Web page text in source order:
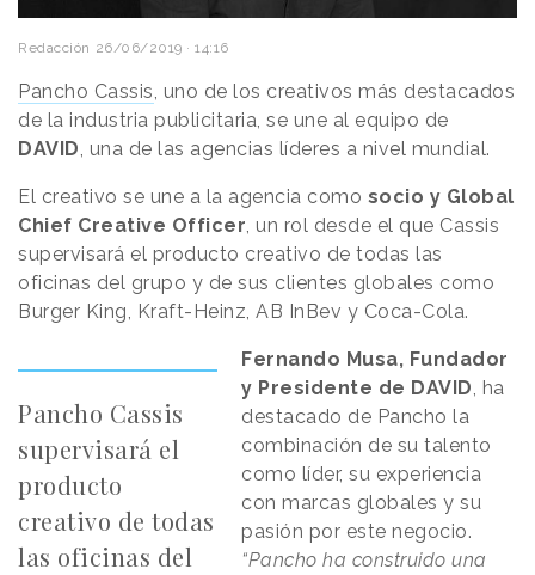
Redacción 26/06/2019 · 14:16
Pancho Cassis, uno de los creativos más destacados
de la industria publicitaria, se une al equipo de
DAVID, una de las agencias líderes a nivel mundial.
El creativo se une a la agencia como socio y Global
Chief Creative Officer, un rol desde el que Cassis
supervisará el producto creativo de todas las
oficinas del grupo y de sus clientes globales como
Burger King, Kraft-Heinz, AB InBev y Coca-Cola.
Pancho Cassis
supervisará el
producto
creativo de todas
las oficinas del
Fernando Musa, Fundador
y Presidente de DAVID, ha
destacado de Pancho la
combinación de su talento
como líder, su experiencia
con marcas globales y su
pasión por este negocio.
“Pancho ha construido una